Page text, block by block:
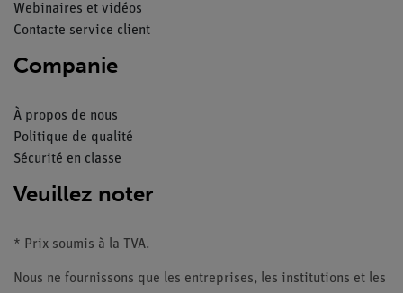
Webinaires et vidéos
Contacte service client
Companie
À propos de nous
Politique de qualité
Sécurité en classe
Veuillez noter
* Prix soumis à la TVA.
Nous ne fournissons que les entreprises, les institutions et les